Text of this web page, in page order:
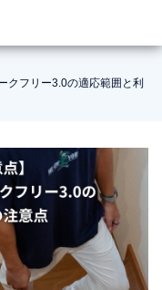
報
クフリー3.0の適応範囲と利